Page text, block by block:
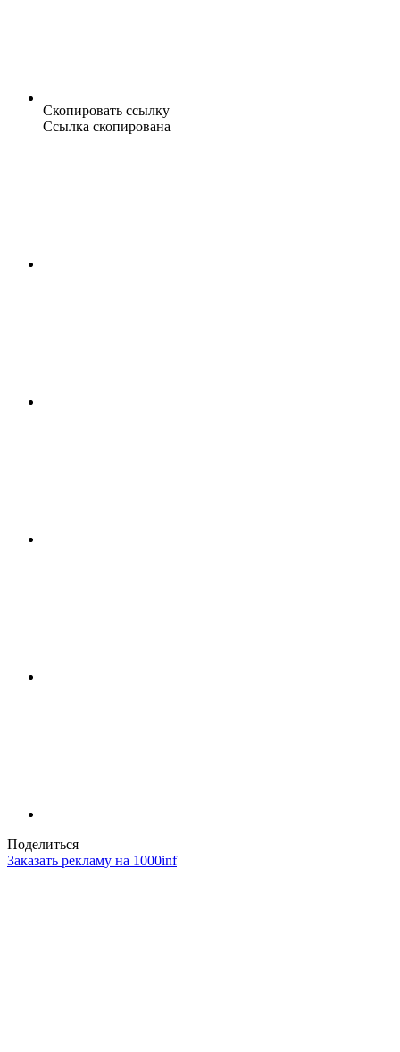
Скопировать ссылку
Ссылка скопирована
Поделиться
Заказать рекламу на 1000inf